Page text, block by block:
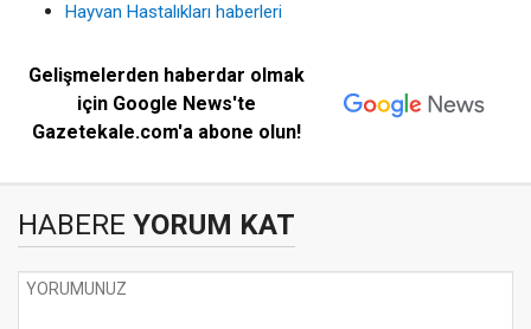
Hayvan Hastalıkları haberleri
Gelişmelerden haberdar olmak
için Google News'te
Gazetekale.com'a abone olun!
HABERE YORUM KAT